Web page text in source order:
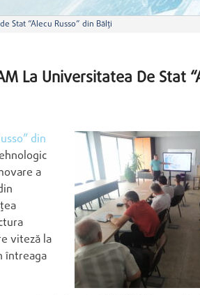
Stat “Alecu Russo” din Bălți
La Universitatea De Stat
din
a
viteză la
întreaga